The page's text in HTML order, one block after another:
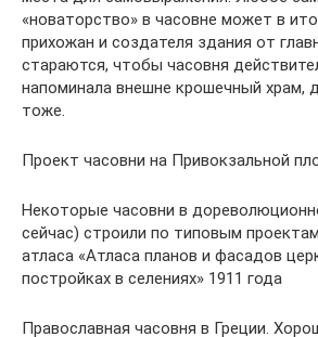
«новаторство» в часовне может в
прихожан и создателя здания от
стараются, чтобы часовня
напоминала внешне крошечный храм,
тоже.
Проект часовни на Привокзальной
Некоторые часовни в
сейчас) строили по типовым
атласа «Атласа планов и фасадов
постройках в селениях» 1911 года
Православная часовня в Греции.